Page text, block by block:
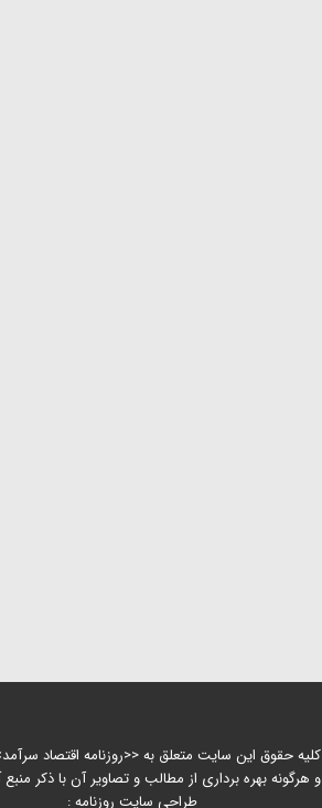
کلیه حقوق این سایت متعلق به <<روزنامه اقتصاد
و هرگونه بهره برداری از مطالب و تصاویر آن با ذکر
طراحی سایت روزنامه :